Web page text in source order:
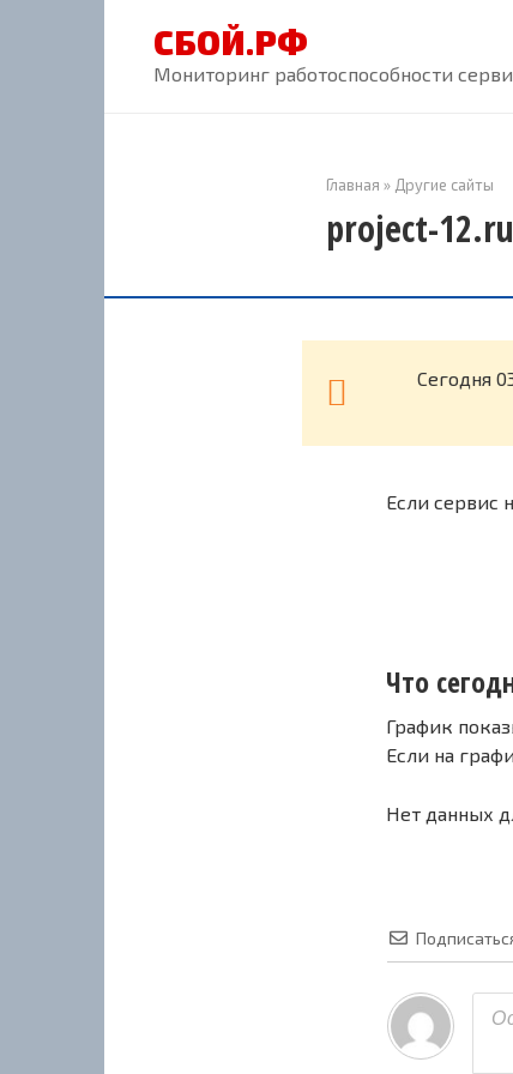
СБОЙ.РФ
Мониторинг работоспособности
Главная » Другие сайты
project-
Cегодня
Если сервис
Что
График
Если на
Нет данных